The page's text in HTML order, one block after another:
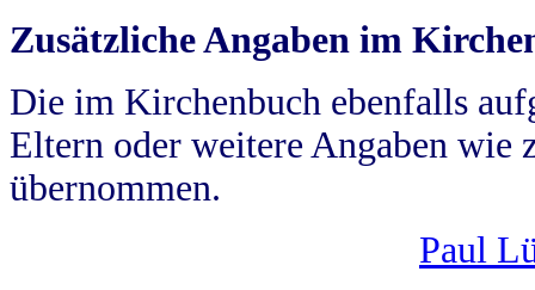
Zusätzliche Angaben im
Die im Kirchenbuch ebenfalls
Eltern oder weitere Angaben wie
übernommen.
Paul